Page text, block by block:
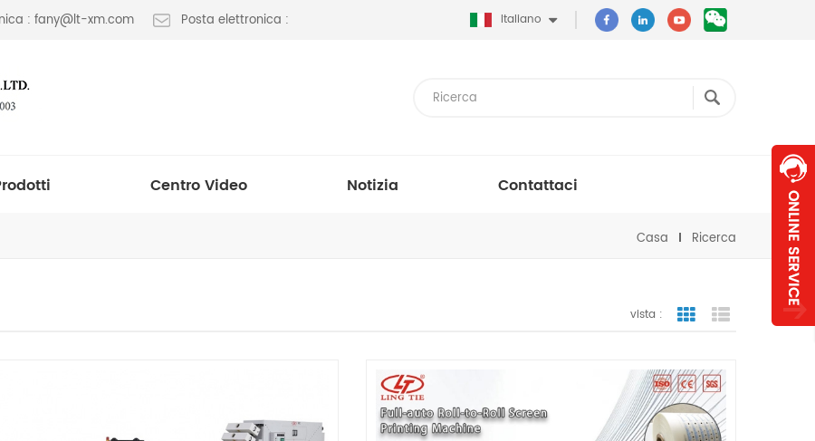
: fany@lt-xm.com Posta elettronica : Italiano
Centro Video Notizia Contattaci
Casa Ricerca
vista : vista a griglia